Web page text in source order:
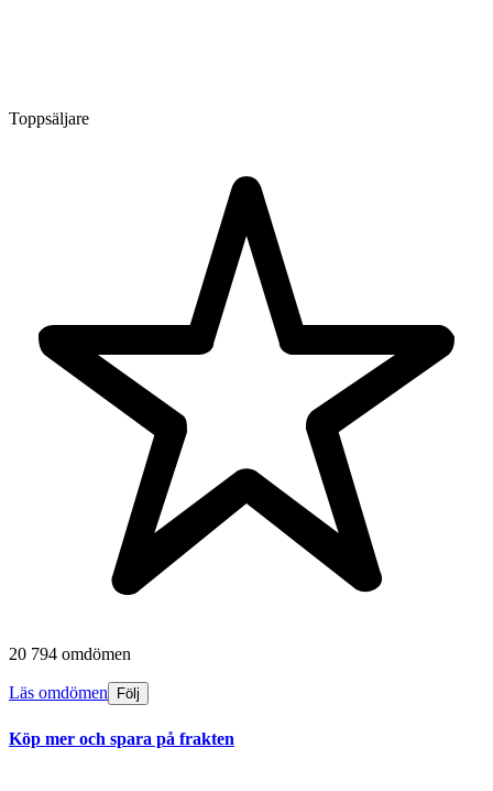
Toppsäljare
20 794 omdömen
Läs omdömen Följ
Köp mer och spara på frakten